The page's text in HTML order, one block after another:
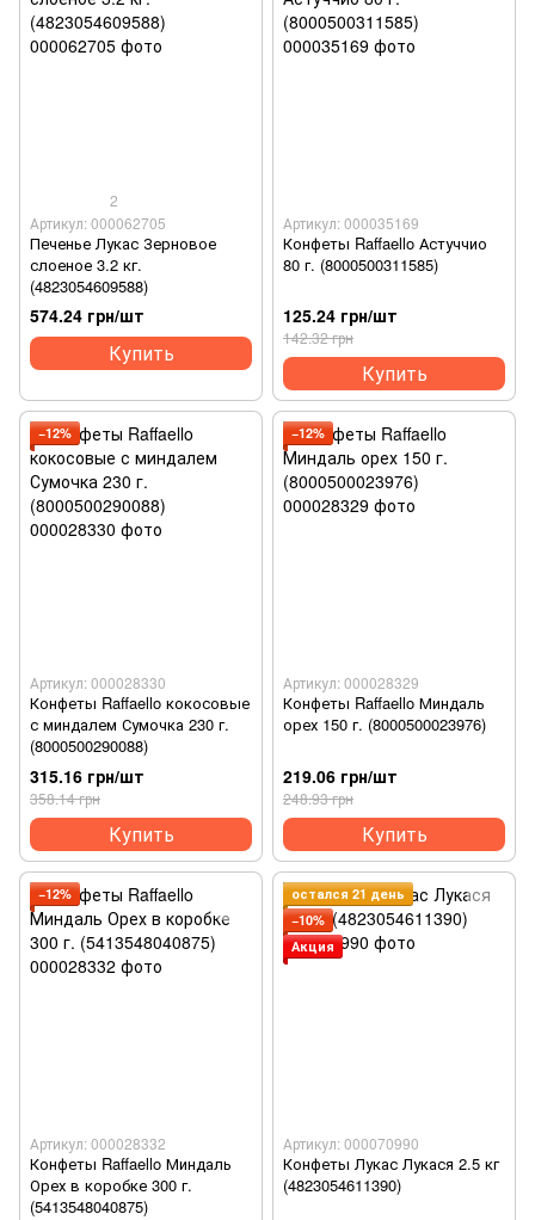
2
Артикул: 000062705
Печенье Лукас Зерновое
слоеное 3.2 кг.
(4823054609588)
574.24 грн/шт
Купить
Артикул: 000035169
Конфеты Raffaello Астуччио
80 г. (8000500311585)
125.24 грн/шт
142.32 грн
Купить
−12%
Артикул: 000028330
Конфеты Raffaello кокосовые
с миндалем Сумочка 230 г.
(8000500290088)
315.16 грн/шт
358.14 грн
Купить
−12%
Артикул: 000028329
Конфеты Raffaello Миндаль
орех 150 г. (8000500023976)
219.06 грн/шт
248.93 грн
Купить
−12%
Артикул: 000028332
Конфеты Raffaello Миндаль
Орех в коробке 300 г.
(5413548040875)
остался 21 день
−10%
Акция
Артикул: 000070990
Конфеты Лукас Лукася 2.5 кг
(4823054611390)